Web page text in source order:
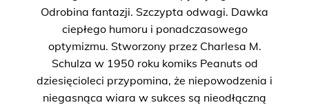
Odrobina fantazji. Szczypta odwagi. Dawka
ciepłego humoru i ponadczasowego
optymizmu. Stworzony przez Charlesa M.
Schulza w 1950 roku komiks Peanuts od
dziesięcioleci przypomina, że niepowodzenia i
niegasnąca wiara w sukces są nieodłączną